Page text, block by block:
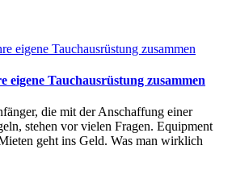
eigene Tauchausrüstung zusammen
die mit der Anschaffung einer
stehen vor vielen Fragen. Equipment
geht ins Geld. Was man wirklich